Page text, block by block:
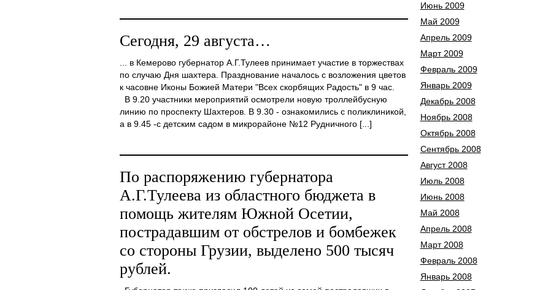
Сегодня, 29 августа…
... в Кемерово губернатор А.Г.Тулеев принимает участие в торжествах
по случаю Дня шахтера. Празднование началось с возложения цветов
к часовне Иконы Божией Матери "Всех скорбящих Радость" в 9 час.
В 9.20 участники мероприятий осмотрели новую троллейбусную
линию по проспекту Шахтеров. В 9.30 - ознакомились с поликлиникой,
а в 9.45 -с детским садом в микрорайоне №12 Рудничного [...]
По распоряжению губернатора
А.Г.Тулеева из областного бюджета в
помощь жителям Южной Осетии,
пострадавшим от обстрелов и бомбежек
со стороны Грузии, выделено 500 тысяч
рублей.
Июнь 2009
Май 2009
Апрель 2009
Март 2009
Февраль 2009
Январь 2009
Декабрь 2008
Ноябрь 2008
Октябрь 2008
Сентябрь 2008
Август 2008
Июль 2008
Июнь 2008
Май 2008
Апрель 2008
Март 2008
Февраль 2008
Январь 2008